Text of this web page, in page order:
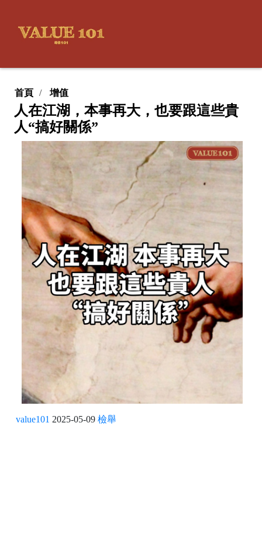
首頁 增值
人在江湖，本事再大，也要跟這些貴
人“搞好關係”
value101 2025-05-09 檢舉